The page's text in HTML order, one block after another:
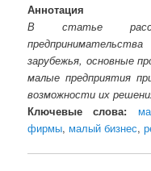
Аннотация
В статье
зарубежья, основные
малые предприятия
возможности их
Ключевые слова:
фирмы, малый бизнес,